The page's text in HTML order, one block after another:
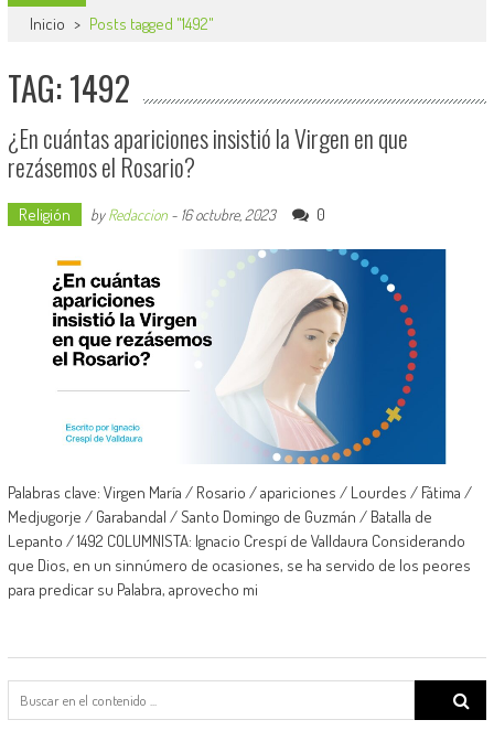
Inicio > Posts tagged "1492"
TAG: 1492
¿En cuántas apariciones insistió la Virgen en que
rezásemos el Rosario?
Religión byRedaccion- 16 octubre, 2023 0
Palabras clave: Virgen María / Rosario / apariciones / Lourdes / Fátima /
Medjugorje / Garabandal / Santo Domingo de Guzmán / Batalla de
Lepanto / 1492 COLUMNISTA: Ignacio Crespí de Valldaura Considerando
que Dios, en un sinnúmero de ocasiones, se ha servido de los peores
para predicar su Palabra, aprovecho mi
Search
for: